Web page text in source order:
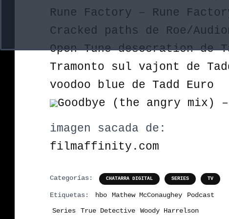
Rune Factory – Rune
Cracked paths de Roe/
Open Tune desecration de
Tramonto sul vajont de
voodoo blue de Tadd Euro
Goodbye (the angry mix)
imagen sacada de:
filmaffinity.com
Categorías: CHATARRA DIGITAL SERIES TV
Etiquetas: hbo Mathew McConaughey
Podcast
Series
True Detective Woody Harrelson